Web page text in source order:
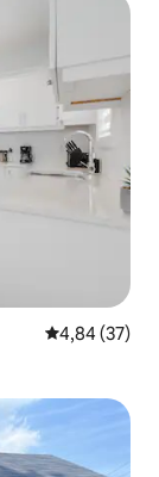
Prosječna
4,84 (37)